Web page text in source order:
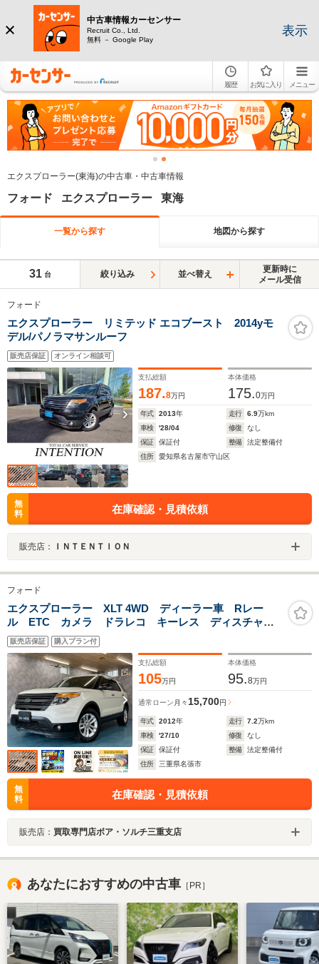
中古車情報カーセンサー
Recruit Co., Ltd.
無料 － Google Play
表示
履歴 お気に入り メニュー
エクスプローラー(東海)の中古車・中古車情報
フォード エクスプローラー 東海
一覧から探す 地図から探す
31 台 絞り込み 並べ替え
更新時に
メール受信
フォード
エクスプローラー リミテッド エコブースト 2014yモ
デル/パノラマサンルーフ
販売店保証 オンライン相談可
支払総額
187.8万円
本体価格
175.0万円
年式 2013年 走行 6.9万km
車検
'28/04 修復
なし
保証
保証付 整備
法定整備付
住所
愛知県名古屋市守山区
無
料
在庫確認・見積依頼
販売店： ＩＮＴＥＮＴＩＯＮ
フォード
エクスプローラー XLT 4WD ディーラー車 Rレー
ル ETC カメラ ドラレコ キーレス ディスチャー
ジライト 純正AW
販売店保証 購入プラン付
支払総額
105万円
本体価格
95.8万円
通常ローン 月々15,700円
年式 2012年 走行 7.2万km
車検
'27/10 修復
なし
保証
保証付 整備
法定整備付
住所
三重県名張市
無
料
在庫確認・見積依頼
販売店： 買取専門店ボア・ソルチ三重支店
あなたにおすすめの中古車 ［PR］